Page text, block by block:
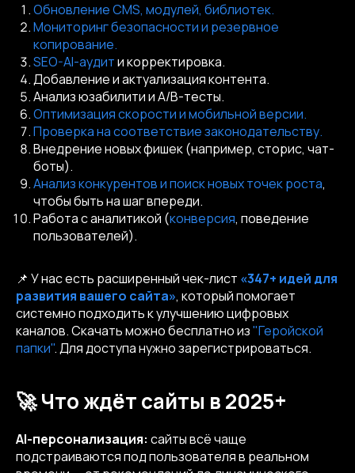
Обновление CMS, модулей, библиотек.
Мониторинг безопасности и резервное
копирование.
SEO-AI-аудити корректировка.
Добавление и актуализация контента.
Анализ юзабилити и A/B-тесты.
Оптимизация скорости и мобильной версии.
Проверка на соответствие законодательству.
Внедрение новых фишек (например, сторис, чат-
боты).
Анализ конкурентов и поиск новых точек роста,
чтобы быть на шаг впереди.
Работа с аналитикой (конверсия, поведение
пользователей).
📌 У нас есть расширенный чек-лист «347+ идей для
развития вашего сайта», который помогает
системно подходить к улучшению цифровых
каналов. Скачать можно бесплатно из"Геройской
папки". Для доступа нужно зарегистрироваться.
🚀 Что ждёт сайты в 2025+
AI-персонализация: сайты всё чаще
подстраиваются под пользователя в реальном